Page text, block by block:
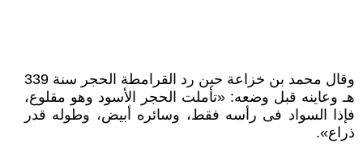
وقال محمد بن خزاعة حين رد القرامطة الحجر سنة 339
هـ وعاينه قبل وضعه: «تأملت الحجر الأسود وهو مقلوع،
فإذا السواد فى رأسه فقط، وسائره أبيض، وطوله قدر
ذراع».